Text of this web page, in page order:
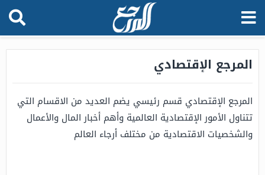
المرجع الإقتصادي
المرجع الإقتصادي قسم رئيسي يضم العديد من الاقسام التي
تتناول الأمور الإقتصادية العالمية وأهم أخبار المال والأعمال
والشخصيات الاقتصادية من مختلف أرجاء العالم